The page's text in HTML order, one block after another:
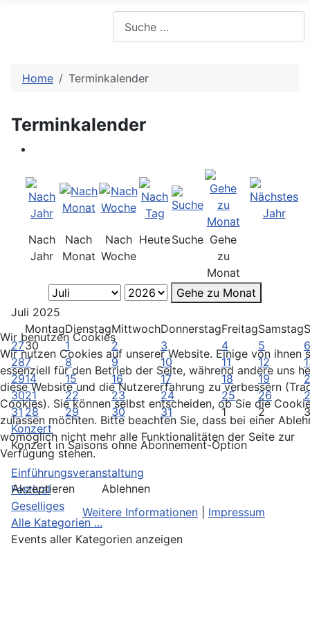
Home Terminkalender
Terminkalender
Nach
Jahr
Nach
Monat
Nach
Woche
HeuteSuche Gehe
zu
Monat
Gehe zu Monat
Juli 2025
MontagDienstagMittwochDonnerstagFreitagSamstag
2730 1 2 3 4 5
6
287 8 9 10 11 12
2914 15 16 17 18 19
3021 22 23 24 25 26
31 28 29 30 31 1 2
3
Konzert
Konzert in Saisons ohne Abonnement-Option
Einführungsveranstaltung
Festival
Geselliges
Alle Kategorien ...
Events aller Kategorien anzeigen
Wir benutzen Cookies
Wir nutzen Cookies auf unserer Website. Einige von ihnen
essenziell für den Betrieb der Seite, während andere uns
diese Website und die Nutzererfahrung zu verbessern
Cookies). Sie können selbst entscheiden, ob Sie die
zulassen möchten. Bitte beachten Sie, dass bei einer
womöglich nicht mehr alle Funktionalitäten der Seite zur
Verfügung stehen.
Akzeptieren
Ablehnen
Weitere Informationen
Impressum